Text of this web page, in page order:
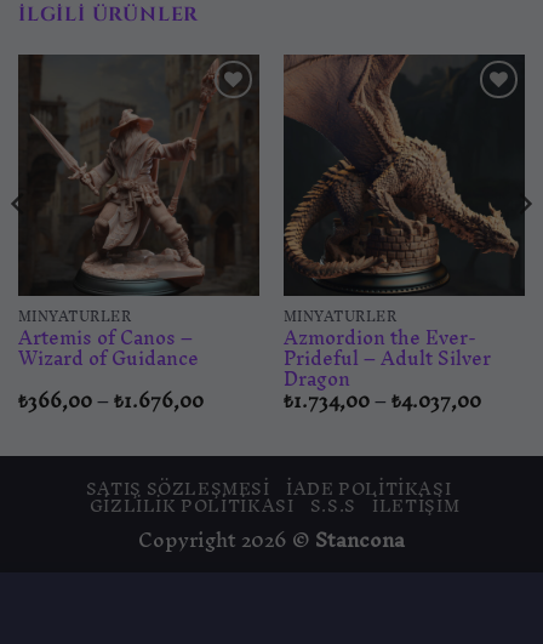
İLGILI ÜRÜNLER
MINYATÜRLER
Artemis of Canos –
Wizard of Guidance
₺366,00–₺1.676,00Fiyat
aralığı:
-
₺1.676,00
MINYATÜRLER
Azmordion the Ever-
Prideful – Adult Silver
Dragon
₺1.734,00–₺4.037,00Fiyat
aralığı:
-
SATIŞ SÖZLEŞMESI İADE POLITIKASI
GIZLILIK POLITIKASI S.S.S İLETIŞIM
Copyright 2026 ©Stancona